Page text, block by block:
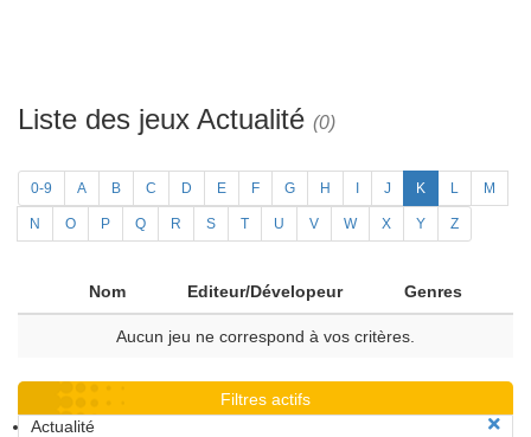
Liste des jeux Actualité (0)
0-9 A B C D E F G H J K L M
N O P Q R S T U V W X Y Z
Nom Editeur/Dévelopeur Genres
Aucun jeu ne correspond à vos critères.
Filtres actifs
Actualité